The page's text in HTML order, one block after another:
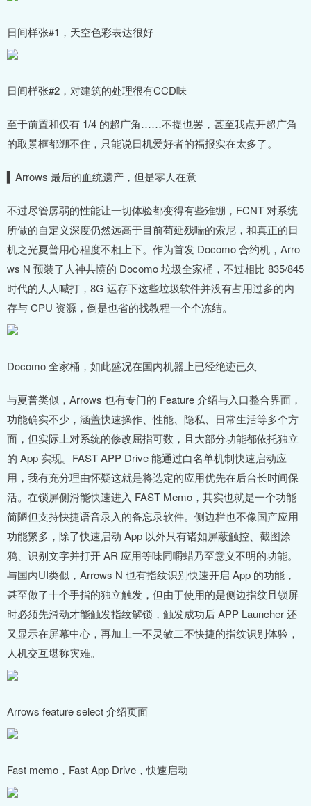
日间样张#1，天空色彩表达很好
日间样张#2，对建筑的处理很有CCD味
至于前置和仅有 1/4 的超广角……不提也罢，甚至我点开超广角
的取景框都绷不住，只能说日机爱好者的福报实在太多了。
▍Arrows 最后的血统遗产，但是零人在意
不过尽管孱弱的性能让一切体验都变得有些难绷，FCNT 对系统
所做的自定义深度仍然远高于目前苟延残喘的索尼，和真正的日
机之光夏普用心程度不相上下。作为首发 Docomo 合约机，Arro
ws N 预装了人神共愤的 Docomo 垃圾全家桶，不过相比 835/845
时代的人人喊打，8G 运存下这些垃圾软件并没有占用过多的内
存与 CPU 资源，倒是也省的找教程一个个冻结。
Docomo 全家桶，如此盛况在国内机器上已经绝迹已久
与夏普类似，Arrows 也有专门的 Feature 介绍与入口整合界面，
功能确实不少，涵盖快速操作、性能、隐私、日常生活等多个方
面，但实际上对系统的修改屈指可数，且大部分功能都依托独立
的 App 实现。FAST APP Drive 能通过白名单机制快速启动应
用，我有充分理由怀疑这就是将选定的应用优先在后台长时间保
活。在锁屏侧滑能快速进入 FAST Memo，其实也就是一个功能
简陋但支持快捷语音录入的备忘录软件。侧边栏也不像国产应用
功能繁多，除了快速启动 App 以外只有诸如屏蔽触控、截图涂
鸦、识别文字并打开 AR 应用等味同嚼蜡乃至意义不明的功能。
与国内UI类似，Arrows N 也有指纹识别快速开启 App 的功能，
甚至做了十个手指的独立触发，但由于使用的是侧边指纹且锁屏
时必须先滑动才能触发指纹解锁，触发成功后 APP Launcher 还
又显示在屏幕中心，再加上一不灵敏二不快捷的指纹识别体验，
人机交互堪称灾难。
Arrows feature select 介绍页面
Fast memo，Fast App Drive，快速启动